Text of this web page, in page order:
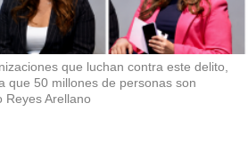
que luchan contra este delito,
que 50 millones de personas son
Reyes Arellano